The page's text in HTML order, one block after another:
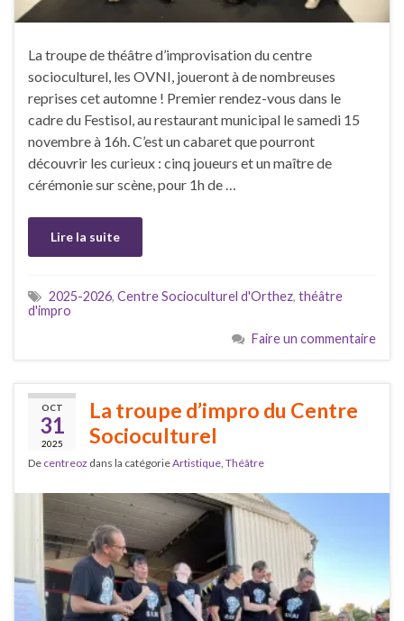
La troupe de théâtre d’improvisation du centre
socioculturel, les OVNI, joueront à de nombreuses
reprises cet automne ! Premier rendez-vous dans le
cadre du Festisol, au restaurant municipal le samedi 15
novembre à 16h. C’est un cabaret que pourront
découvrir les curieux : cinq joueurs et un maître de
cérémonie sur scène, pour 1h de …
Lire la suite
2025-2026, Centre Socioculturel d'Orthez, théâtre
d'impro
Faire un commentaire
OCT
31
2025
La troupe d’impro du Centre
Socioculturel
De centreoz dans la catégorieArtistique, Théâtre